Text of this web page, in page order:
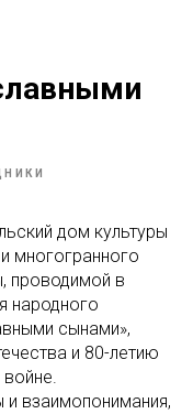
дом культуры
многогранного
проводимой в
народного
сынами»,
и 80-летию
взаимопонимания,